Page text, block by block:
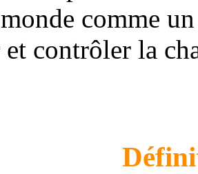
comme
contrôler la